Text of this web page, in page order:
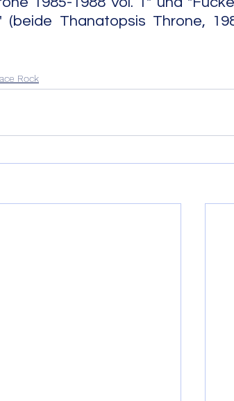
(beide Thanatopsis Throne,
Rock